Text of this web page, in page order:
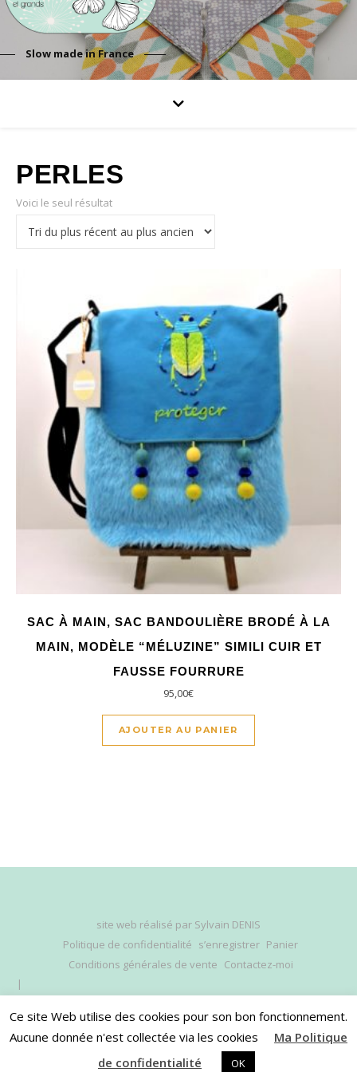
Slow made in France
PERLES
Voici le seul résultat
SAC À MAIN, SAC BANDOULIÈRE BRODÉ À LA
MAIN, MODÈLE “MÉLUZINE” SIMILI CUIR ET
FAUSSE FOURRURE
95,00€
AJOUTER AU PANIER
site web réalisé par Sylvain DENIS
Politique de confidentialité s’enregistrer Panier
Conditions générales de vente Contactez-moi
HAUT DE PAGE
Ce site Web utilise des cookies pour son bon fonctionnement.
Aucune donnée n'est collectée via les cookies
Ma Politique
de confidentialité
OK